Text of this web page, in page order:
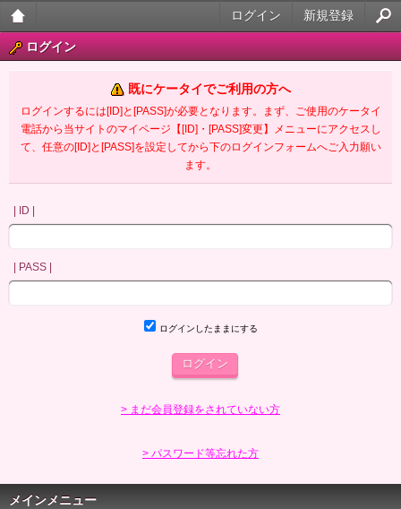
大人
ータ
イ官
新規登録
ログイン
ログイン
既にケータイでご利用の方へ
ログインするには[ID]と[PASS]が必要となります。まず、ご使用のケータイ
電話から当サイトのマイページ【[ID]・[PASS]変更】メニューにアクセスし
て、任意の[ID]と[PASS]を設定してから下のログインフォームへご入力願い
ます。
| ID |
| PASS |
ログインしたままにする
> まだ会員登録をされていない方
> パスワード等忘れた方
メインメニュー